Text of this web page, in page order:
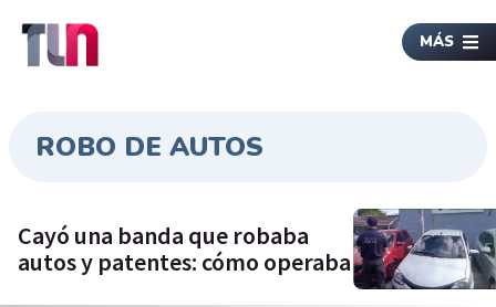
MÁS
ROBO DE AUTOS
Cayó una banda que robaba
autos y patentes: cómo operaba